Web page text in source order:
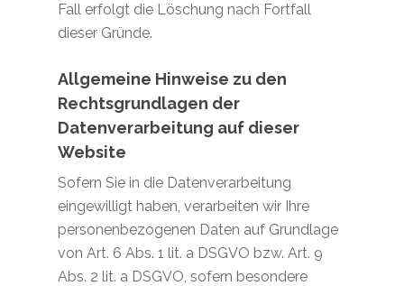
Fall erfolgt die Löschung nach Fortfall
dieser Gründe.
Allgemeine Hinweise zu den
Rechtsgrundlagen der
Datenverarbeitung auf dieser
Website
Sofern Sie in die Datenverarbeitung
eingewilligt haben, verarbeiten wir Ihre
personenbezogenen Daten auf Grundlage
von Art. 6 Abs. 1 lit. a DSGVO bzw. Art. 9
Abs. 2 lit. a DSGVO, sofern besondere